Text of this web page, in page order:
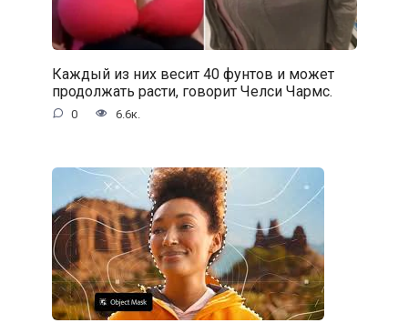
Каждый из них весит 40 фунтов и может
продолжать расти, говорит Челси Чармс.
0 6.6к.